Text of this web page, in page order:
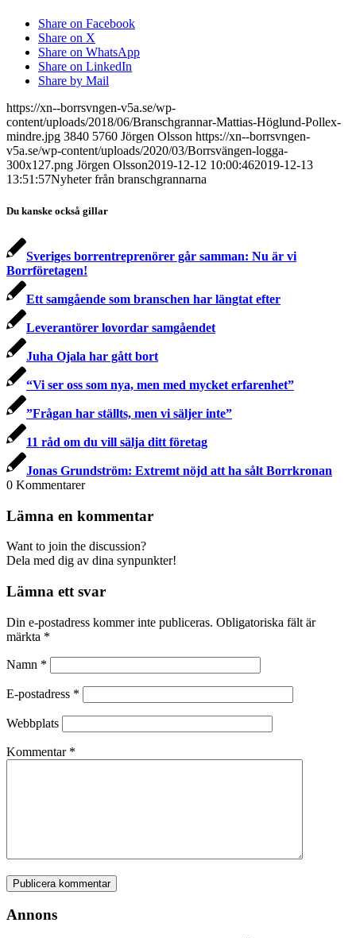
Share on Facebook
Share on X
Share on WhatsApp
Share on LinkedIn
Share by Mail
https://xn--borrsvngen-v5a.se/wp-
content/uploads/2018/06/Branschgrannar-Mattias-Höglund-Pollex-
mindre.jpg 3840 5760 Jörgen Olsson https://xn--borrsvngen-
v5a.se/wp-content/uploads/2020/03/Borrsvängen-logga-
300x127.png Jörgen Olsson2019-12-12 10:00:462019-12-13
13:51:57Nyheter från branschgrannarna
Du kanske också gillar
Sveriges borrentreprenörer går samman: Nu är vi
Borrföretagen!
Ett samgående som branschen har längtat efter
Leverantörer lovordar samgåendet
Juha Ojala har gått bort
“Vi ser oss som nya, men med mycket erfarenhet”
”Frågan har ställts, men vi säljer inte”
11 råd om du vill sälja ditt företag
Jonas Grundström: Extremt nöjd att ha sålt Borrkronan
0 Kommentarer
Lämna en kommentar
Want to join the discussion?
Dela med dig av dina synpunkter!
Lämna ett svar
Din e-postadress kommer inte publiceras. Obligatoriska fält är
märkta *
Namn *
E-postadress *
Webbplats
Kommentar *
Annons